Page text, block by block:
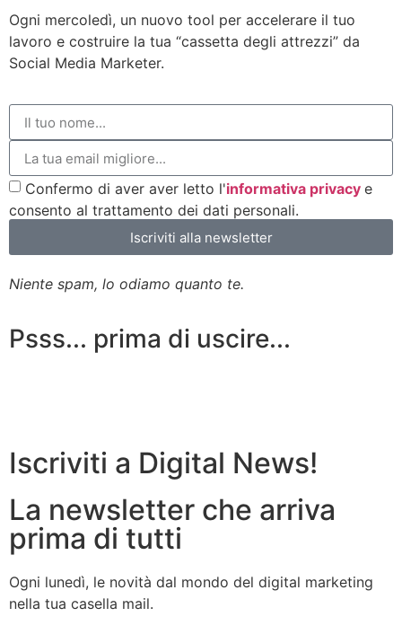
Ogni mercoledì, un nuovo tool per accelerare il tuo
lavoro e costruire la tua “cassetta degli attrezzi” da
Social Media Marketer.
Confermo di aver aver letto l'informativa privacy e
consento al trattamento dei dati personali.
Iscriviti alla newsletter
Niente spam, lo odiamo quanto te.
Psss... prima di uscire...
Iscriviti a Digital News!
La newsletter che arriva
prima di tutti
Ogni lunedì, le novità dal mondo del digital marketing
nella tua casella mail.